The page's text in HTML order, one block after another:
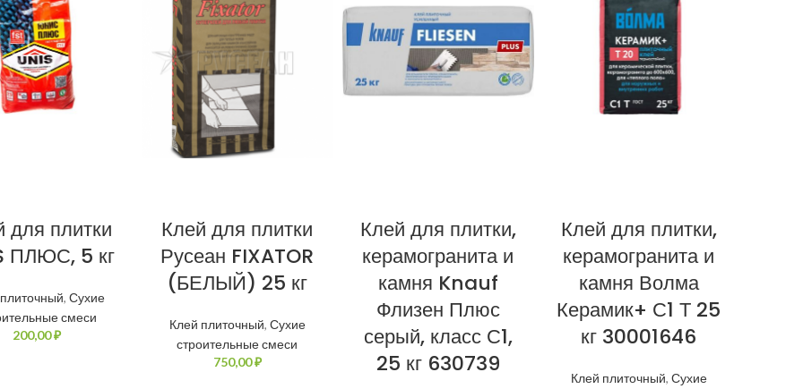
для плитки
ПЛЮС, 5 кг
, Сухие
смеси
₽
Клей для плитки
Русеан FIXATOR
(БЕЛЫЙ) 25 кг
Клей плиточный, Сухие
строительные смеси
₽
Клей для плитки,
керамогранита и
камня Knauf
Флизен Плюс
серый, класс С1,
25 кг 630739
Клей для плитки,
керамогранита и
камня Волма
Керамик+ С1 Т 25
кг 30001646
Клей плиточный, Сухие